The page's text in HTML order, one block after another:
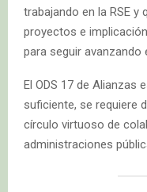
trabajando en la RSE
proyectos e
para seguir avanzando
El ODS 17 de Alianzas
suficiente, se requiere
círculo virtuoso de
administraciones